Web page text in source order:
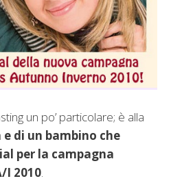
un po’ particolare; è alla
di un bambino che
per la campagna
I 2010.